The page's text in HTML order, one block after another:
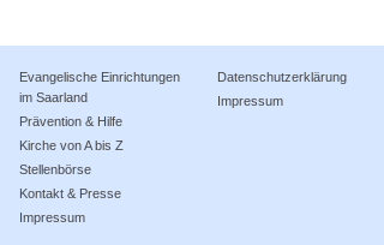
Evangelische Einrichtungen
im Saarland
Prävention & Hilfe
Kirche von A bis Z
Stellenbörse
Kontakt & Presse
Impressum
Datenschutzerklärung
Impressum